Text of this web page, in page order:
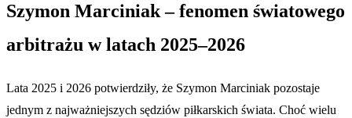
Szymon Marciniak – fenomen światowego
arbitrażu w latach 2025–2026
Lata 2025 i 2026 potwierdziły, że Szymon Marciniak pozostaje
jednym z najważniejszych sędziów piłkarskich świata. Choć wielu